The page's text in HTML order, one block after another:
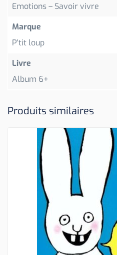
Emotions – Savoir vivre
Marque
P'tit loup
Livre
Album 6+
Produits similaires